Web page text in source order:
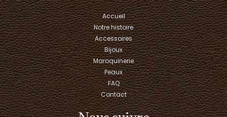
Accueil
Notre histoire
Accessoires
Bijoux
Maroquinerie
Peaux
FAQ
Contact